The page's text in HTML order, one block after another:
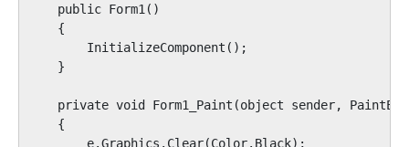
    public Form1()
    {
        InitializeComponent();
    }
private void Form1_Paint(object sender,
    {
        e.Graphics.Clear(Color.Black);